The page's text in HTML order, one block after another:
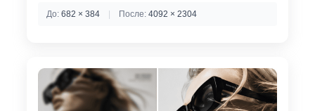
До: 682 × 384 | После: 4092 × 2304